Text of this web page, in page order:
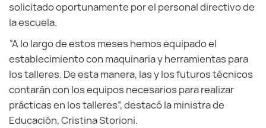
solicitado oportunamente por el personal directivo de
la escuela.
“A lo largo de estos meses hemos equipado el
establecimiento con maquinaria y herramientas para
los talleres. De esta manera, las y los futuros técnicos
contarán con los equipos necesarios para realizar
prácticas en los talleres”, destacó la ministra de
Educación, Cristina Storioni.